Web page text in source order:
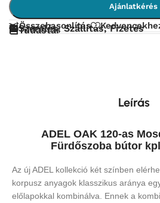
Ajánlatkérés
Összehasonlítás
Szerelés, Szállítás, Fizetés
Tudástár
Leírás
ADEL OAK 120-as
Fürdőszoba bútor
Az új ADEL kollekció két színben
korpusz anyagok klasszikus aránya
előlapokkal kombinálva. Ennek a